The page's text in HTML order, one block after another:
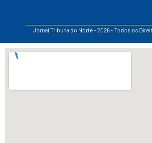
Jornal Tribuna do Norte - 2026 - Todos os